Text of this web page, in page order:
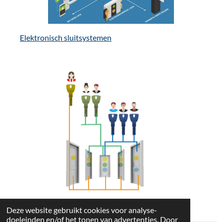
Deze website gebruikt cookies voor analyse-
doeleinden en/of het tonen van advertenties. Door
Elektronisch sluitsystemen
Mechanische sluitsystemen